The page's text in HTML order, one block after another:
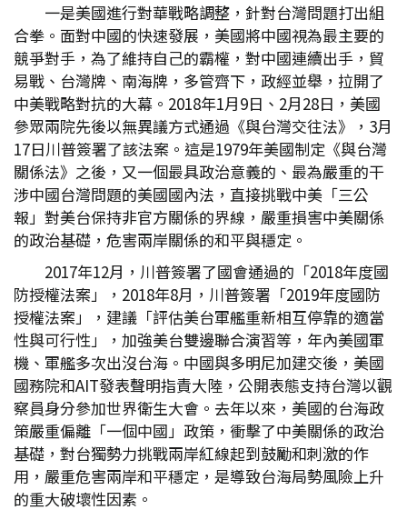
一是美國進行對華戰略調整，針對台灣問題打出組
合拳。面對中國的快速發展，美國將中國視為最主要的
競爭對手，為了維持自己的霸權，對中國連續出手，貿
易戰、台灣牌、南海牌，多管齊下，政經並舉，拉開了
中美戰略對抗的大幕。2018年1月9日、2月28日，美國
參眾兩院先後以無異議方式通過《與台灣交往法》，3月
17日川普簽署了該法案。這是1979年美國制定《與台灣
關係法》之後，又一個最具政治意義的、最為嚴重的干
涉中國台灣問題的美國國內法，直接挑戰中美「三公
報」對美台保持非官方關係的界線，嚴重損害中美關係
的政治基礎，危害兩岸關係的和平與穩定。
2017年12月，川普簽署了國會通過的「2018年度國
防授權法案」，2018年8月，川普簽署「2019年度國防
授權法案」，建議「評估美台軍艦重新相互停靠的適當
性與可行性」，加強美台雙邊聯合演習等，年內美國軍
機、軍艦多次出沒台海。中國與多明尼加建交後，美國
國務院和AIT發表聲明指責大陸，公開表態支持台灣以觀
察員身分參加世界衛生大會。去年以來，美國的台海政
策嚴重偏離「一個中國」政策，衝擊了中美關係的政治
基礎，對台獨勢力挑戰兩岸紅線起到鼓勵和刺激的作
用，嚴重危害兩岸和平穩定，是導致台海局勢風險上升
的重大破壞性因素。